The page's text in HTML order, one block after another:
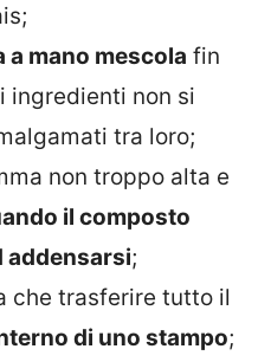
a mano mescola fin
ingredienti non si
tra loro;
non troppo alta e
il composto
addensarsi;
che trasferire tutto il
di uno stampo;